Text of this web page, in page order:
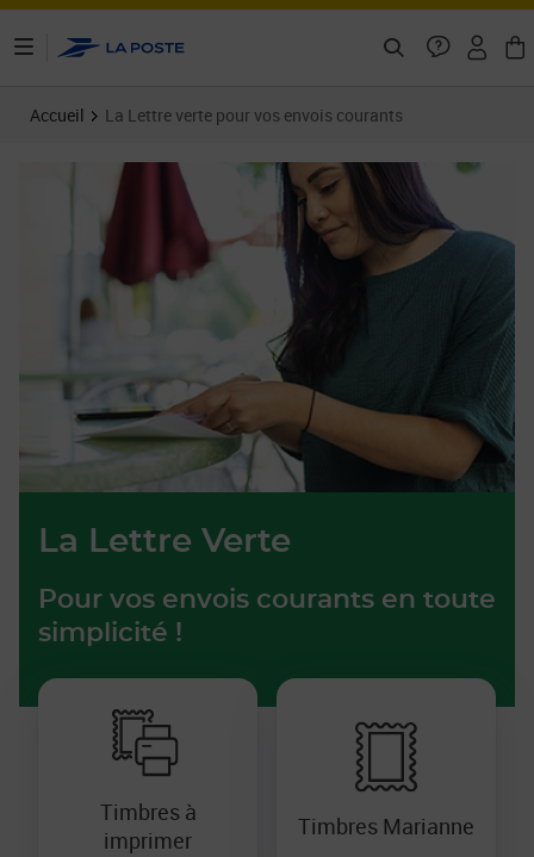
Accueil La Lettre verte pour vos envois courants
La Lettre Verte
Pour vos envois courants en toute
simplicité !
Timbres à
imprimer
Timbres Marianne